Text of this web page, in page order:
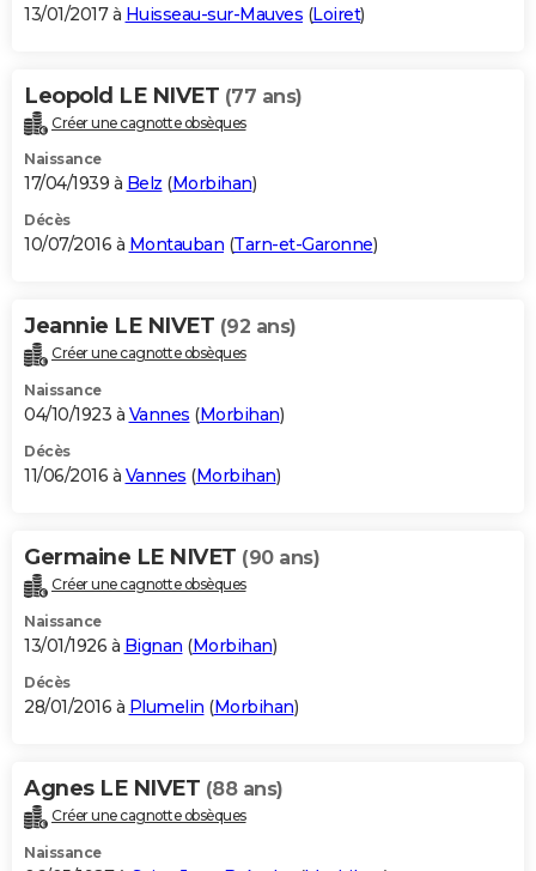
13/01/2017 à Huisseau-sur-Mauves (Loiret)
Leopold LE NIVET (77 ans)
Créer une cagnotte obsèques
Naissance
17/04/1939 à Belz (Morbihan)
Décès
10/07/2016 à Montauban (Tarn-et-Garonne)
Jeannie LE NIVET (92 ans)
Créer une cagnotte obsèques
Naissance
04/10/1923 à Vannes (Morbihan)
Décès
11/06/2016 à Vannes (Morbihan)
Germaine LE NIVET (90 ans)
Créer une cagnotte obsèques
Naissance
13/01/1926 à Bignan (Morbihan)
Décès
28/01/2016 à Plumelin (Morbihan)
Agnes LE NIVET (88 ans)
Créer une cagnotte obsèques
Naissance